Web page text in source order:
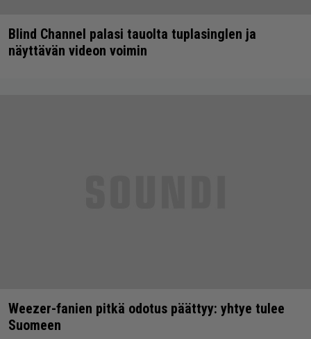
Blind Channel palasi tauolta tuplasinglen ja
näyttävän videon voimin
Weezer-fanien pitkä odotus päättyy: yhtye tulee
Suomeen